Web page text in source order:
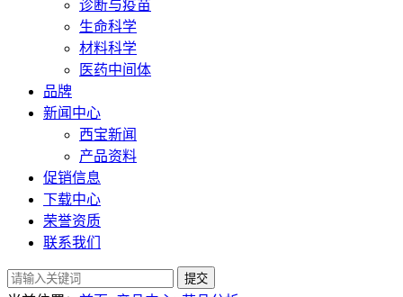
诊断与疫苗
生命科学
材料科学
医药中间体
品牌
新闻中心
西宝新闻
产品资料
促销信息
下载中心
荣誉资质
联系我们
提交